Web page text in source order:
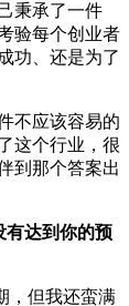
秉承了一件
验每个创业者
功、还是为了
不应该容易的
这个行业，很
到那个答案出
有达到你的预
，但我还蛮满